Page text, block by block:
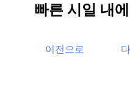
빠른 시일 내
이전으로